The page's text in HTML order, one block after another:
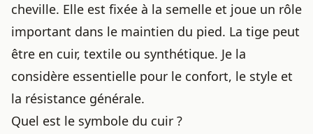
cheville. Elle est fixée à la semelle et joue un rôle
important dans le maintien du pied. La tige peut
être en cuir, textile ou synthétique. Je la
considère essentielle pour le confort, le style et
la résistance générale.
Quel est le symbole du cuir ?